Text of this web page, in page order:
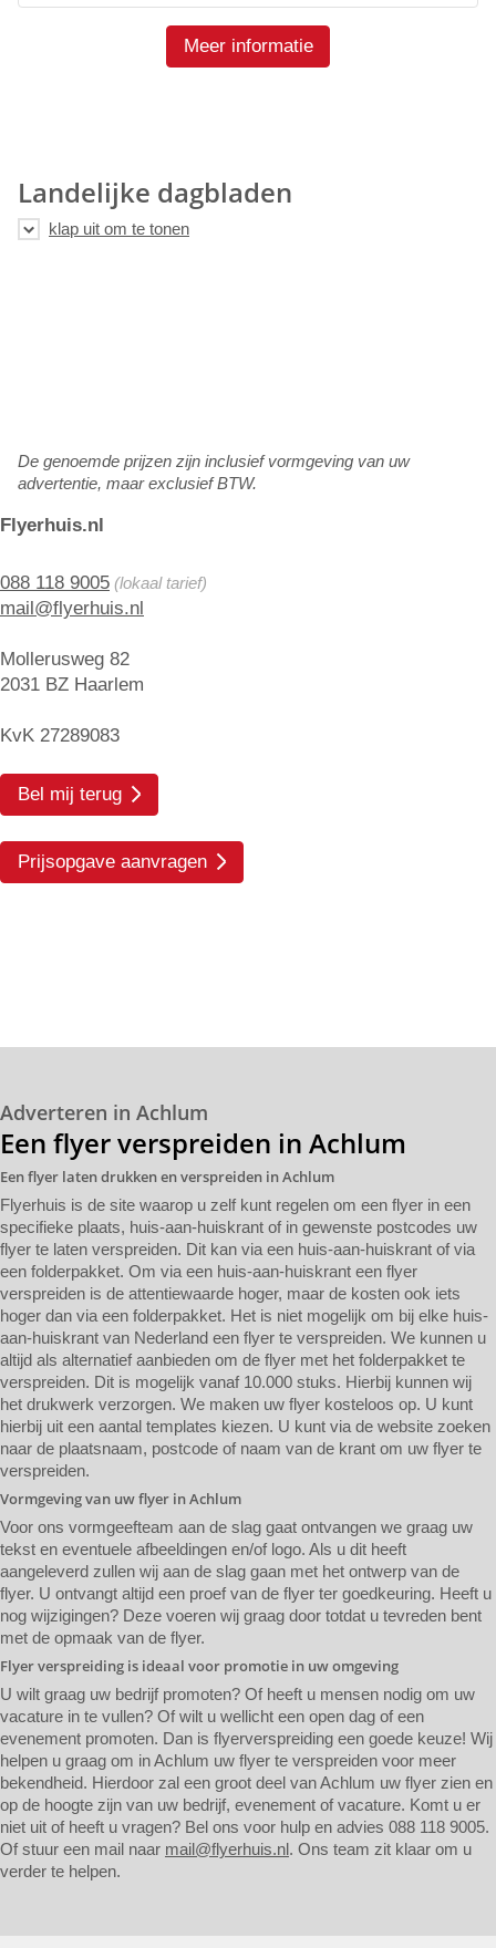
Flyerhuis.nl
088 118 9005 (lokaal tarief)
mail@flyerhuis.nl
Mollerusweg 82
2031 BZ Haarlem
KvK 27289083
Bel mij terug
Prijsopgave aanvragen
Meer informatie
Landelijke dagbladen
De genoemde prijzen zijn inclusief vormgeving van uw
advertentie, maar exclusief BTW.
Adverteren in Achlum
Een flyer verspreiden in Achlum
Een flyer laten drukken en verspreiden in Achlum
Flyerhuis is de site waarop u zelf kunt regelen om een flyer in een
specifieke plaats, huis-aan-huiskrant of in gewenste postcodes uw
flyer te laten verspreiden. Dit kan via een huis-aan-huiskrant of via
een folderpakket. Om via een huis-aan-huiskrant een flyer
verspreiden is de attentiewaarde hoger, maar de kosten ook iets
hoger dan via een folderpakket. Het is niet mogelijk om bij elke huis-
aan-huiskrant van Nederland een flyer te verspreiden. We kunnen u
altijd als alternatief aanbieden om de flyer met het folderpakket te
verspreiden. Dit is mogelijk vanaf 10.000 stuks. Hierbij kunnen wij
het drukwerk verzorgen. We maken uw flyer kosteloos op. U kunt
hierbij uit een aantal templates kiezen. U kunt via de website zoeken
naar de plaatsnaam, postcode of naam van de krant om uw flyer te
verspreiden.
Vormgeving van uw flyer in Achlum
Voor ons vormgeefteam aan de slag gaat ontvangen we graag uw
tekst en eventuele afbeeldingen en/of logo. Als u dit heeft
aangeleverd zullen wij aan de slag gaan met het ontwerp van de
flyer. U ontvangt altijd een proef van de flyer ter goedkeuring. Heeft u
nog wijzigingen? Deze voeren wij graag door totdat u tevreden bent
met de opmaak van de flyer.
Flyer verspreiding is ideaal voor promotie in uw omgeving
U wilt graag uw bedrijf promoten? Of heeft u mensen nodig om uw
vacature in te vullen? Of wilt u wellicht een open dag of een
evenement promoten. Dan is flyerverspreiding een goede keuze! Wij
helpen u graag om in Achlum uw flyer te verspreiden voor meer
bekendheid. Hierdoor zal een groot deel van Achlum uw flyer zien en
op de hoogte zijn van uw bedrijf, evenement of vacature. Komt u er
niet uit of heeft u vragen? Bel ons voor hulp en advies 088 118 9005.
Of stuur een mail naar mail@flyerhuis.nl. Ons team zit klaar om u
verder te helpen.